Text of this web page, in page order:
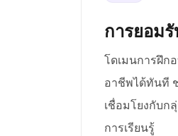
การยอม
โดเมนการฝึก
อาชีพได้ทันที
เชื่อมโยงกับก
การเรียนรู้